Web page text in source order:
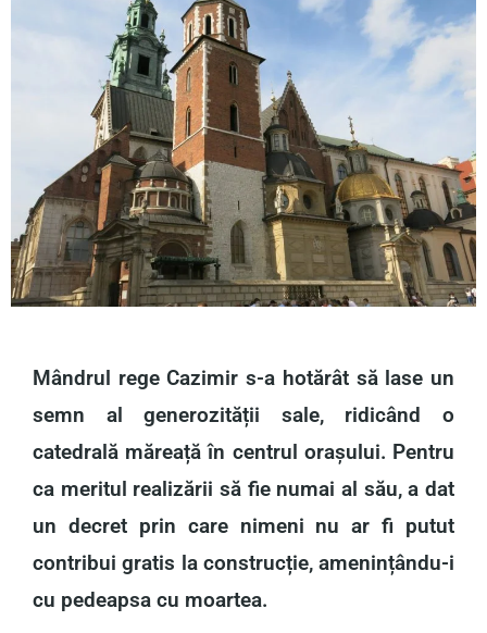
Mândrul rege Cazimir s-a hotărât să lase un
semn al generozității sale, ridicând o
catedrală măreață în centrul orașului. Pentru
ca meritul realizării să fie numai al său, a dat
un decret prin care nimeni nu ar fi putut
contribui gratis la construcție, amenințându-i
cu pedeapsa cu moartea.